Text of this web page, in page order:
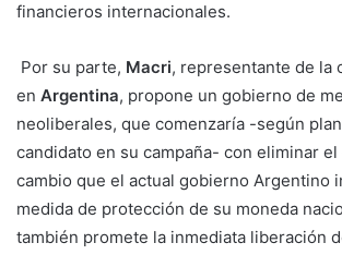
financieros internacionales.
Por su parte, Macri, representante de la
en Argentina, propone un gobierno de
neoliberales, que comenzaría -según
candidato en su campaña- con eliminar
cambio que el actual gobierno Argentino
medida de protección de su moneda
también promete la inmediata liberación